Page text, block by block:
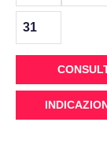
31